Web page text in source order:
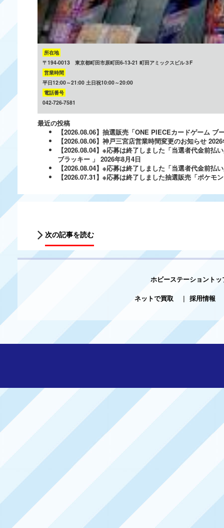
所在地
〒194-0013 東京都町田市原町田6-13-21 町田アミックスビル３F
営業時間
平日12:00～21:00 土日祝10:00～20:00
電話番号
042-726-7581
最近の投稿
【2026.08.06】抽選販売「ONE PIECEカードゲーム ブ
【2026.08.06】神戸三宮店営業時間変更のお知らせ
【2026.08.04】※応募は終了しました「当選者代金前
ブラッキー 」 2026年8月4日
【2026.08.04】※応募は終了しました「当選者代金前
【2026.07.31】※応募は終了しました抽選販売「ポケ
次の記事を読む
ホビーステーショントッ
ネットで買取
| 採用情報